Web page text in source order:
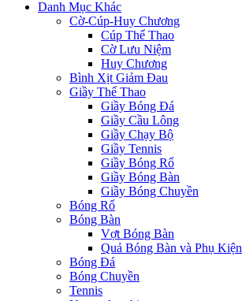
Danh Mục Khác
Cờ-Cúp-Huy Chương
Cúp Thể Thao
Cờ Lưu Niệm
Huy Chương
Bình Xịt Giảm Đau
Giầy Thể Thao
Giầy Bóng Đá
Giầy Cầu Lông
Giầy Chạy Bộ
Giầy Tennis
Giầy Bóng Rổ
Giầy Bóng Bàn
Giầy Bóng Chuyền
Bóng Rổ
Bóng Bàn
Vợt Bóng Bàn
Quả Bóng Bàn và Phụ Kiện
Bóng Đá
Bóng Chuyền
Tennis